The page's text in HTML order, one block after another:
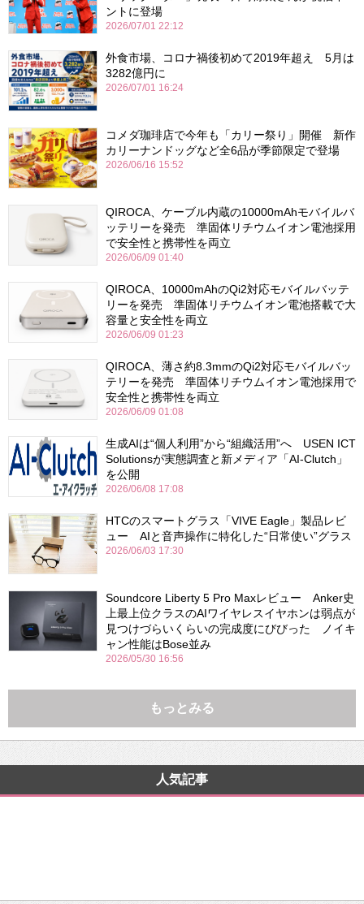
ントに登場
2026/07/01 22:12
外食市場、コロナ禍後初めて2019年超え 5月は
3282億円に
2026/07/01 16:24
コメダ珈琲店で今年も「カリー祭り」開催 新作
カリーナンドッグなど全6品が季節限定で登場
2026/06/16 15:52
QIROCA、ケーブル内蔵の10000mAhモバイルバ
ッテリーを発売 準固体リチウムイオン電池採用
で安全性と携帯性を両立
2026/06/09 01:40
QIROCA、10000mAhのQi2対応モバイルバッテ
リーを発売 準固体リチウムイオン電池搭載で大
容量と安全性を両立
2026/06/09 01:23
QIROCA、薄さ約8.3mmのQi2対応モバイルバッ
テリーを発売 準固体リチウムイオン電池採用で
安全性と携帯性を両立
2026/06/09 01:08
生成AIは“個人利用”から“組織活用”へ USEN ICT
Solutionsが実態調査と新メディア「AI-Clutch」
を公開
2026/06/08 17:08
HTCのスマートグラス「VIVE Eagle」製品レビ
ュー AIと音声操作に特化した“日常使い”グラス
2026/06/03 17:30
Soundcore Liberty 5 Pro Maxレビュー Anker史
上最上位クラスのAIワイヤレスイヤホンは弱点が
見つけづらいくらいの完成度にびびった ノイキ
ャン性能はBose並み
2026/05/30 16:56
もっとみる
人気記事